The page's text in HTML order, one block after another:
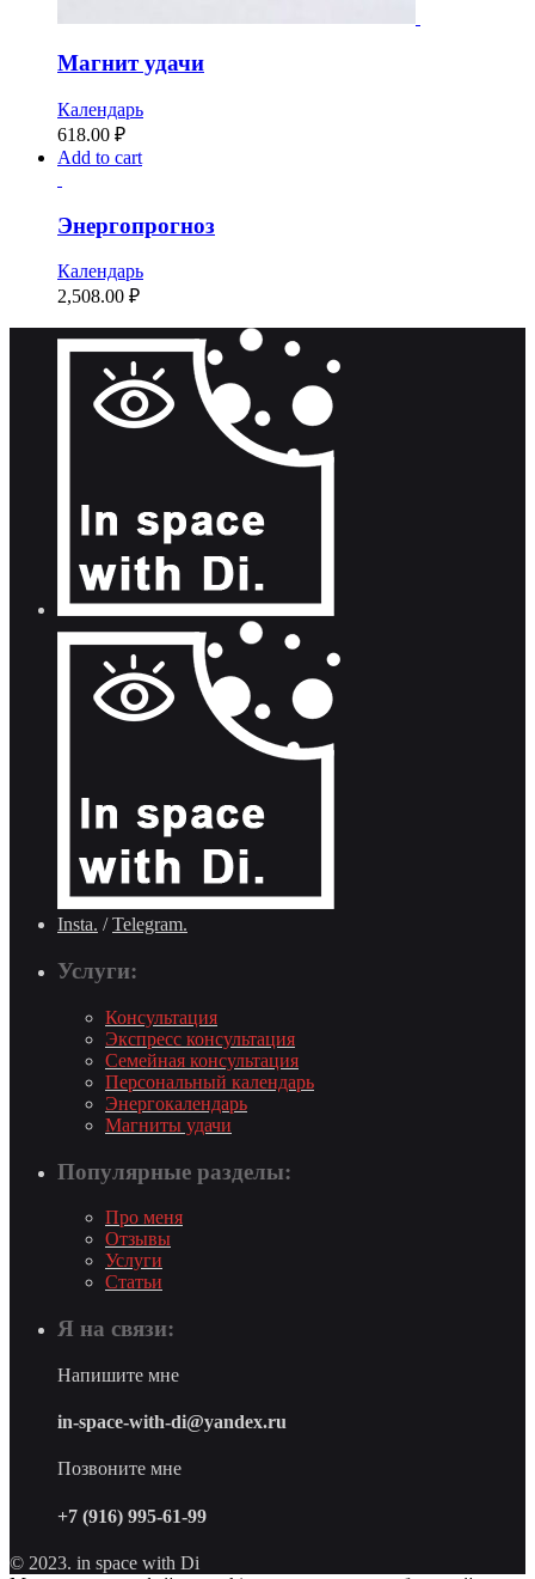
Магнит удачи
Календарь
618.00 ₽
Add to cart
Энергопрогноз
Календарь
2,508.00 ₽
Insta. /Telegram.
Услуги:
Консультация
Экспресс консультация
Семейная консультация
Персональный календарь
Энергокалендарь
Магниты удачи
Популярные разделы:
Про меня
Отзывы
Услуги
Статьи
Я на связи:
Напишите мне
in-space-with-di@yandex.ru
Позвоните мне
+7 (916) 995-61-99
© 2023. in space with Di